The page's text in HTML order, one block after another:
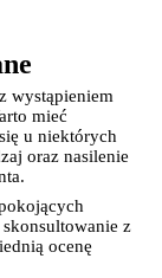
wystąpieniem
mieć
u niektórych
oraz nasilenie
z
ocenę